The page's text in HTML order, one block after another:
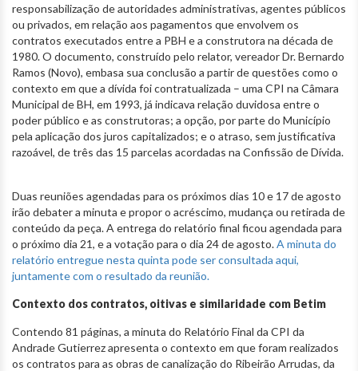
responsabilização de autoridades administrativas, agentes públicos
ou privados, em relação aos pagamentos que envolvem os
contratos executados entre a PBH e a construtora na década de
1980. O documento, construído pelo relator, vereador Dr. Bernardo
Ramos (Novo), embasa sua conclusão a partir de questões como o
contexto em que a dívida foi contratualizada – uma CPI na Câmara
Municipal de BH, em 1993, já indicava relação duvidosa entre o
poder público e as construtoras; a opção, por parte do Município
pela aplicação dos juros capitalizados; e o atraso, sem justificativa
razoável, de três das 15 parcelas acordadas na Confissão de Dívida.
Duas reuniões agendadas para os próximos dias 10 e 17 de agosto
irão debater a minuta e propor o acréscimo, mudança ou retirada de
conteúdo da peça. A entrega do relatório final ficou agendada para
o próximo dia 21, e a votação para o dia 24 de agosto.A minuta do
relatório entregue nesta quinta pode ser consultada aqui,
juntamente com o resultado da reunião.
Contexto dos contratos, oitivas e similaridade com Betim
Contendo 81 páginas, a minuta do Relatório Final da CPI da
Andrade Gutierrez apresenta o contexto em que foram realizados
os contratos para as obras de canalização do Ribeirão Arrudas, da